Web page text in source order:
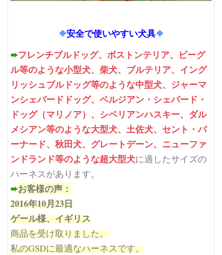
❖安全で使いやすい犬具❖
➨フレンチブルドッグ、ボストンテリア、ビーグ
ル等のような小型犬、 柴犬、ブルテリア、イング
リッシュブルドッグ等のような中型犬、 ジャーマ
ンシェパードドッグ、ベルジアン・シェパード・
ドッグ（マリノア）、シベリアンハスキー、ダル
メシアン等のような大型犬、 土佐犬、セント・バ
ーナード、秋田犬、グレートデーン、ニューファ
ンドランド等のような超大型犬に適したサイズの
ハーネスがあります。
➨お客様の声：
2016年10月23日
ゲール様、イギリス
商品を受け取りました。
私のGSDに最適なハーネスです。